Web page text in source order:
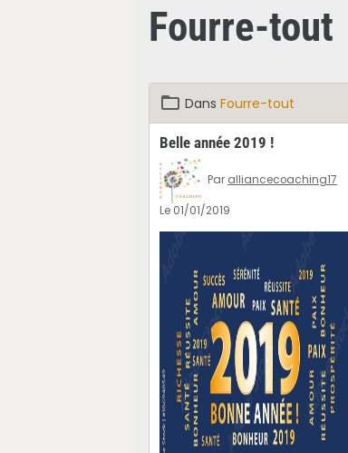
Fourre-tout
Dans Fourre-tout
Belle année 2019 !
Par alliancecoaching17
Le 01/01/2019